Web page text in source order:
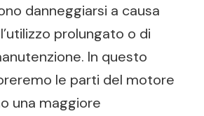
danneggiarsi a causa
prolungato o di
In questo
le parti del motore
una maggiore